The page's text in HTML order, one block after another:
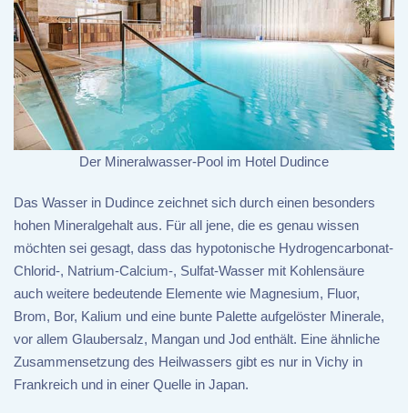
Der Mineralwasser-Pool im Hotel Dudince
Das Wasser in Dudince zeichnet sich durch einen besonders
hohen Mineralgehalt aus. Für all jene, die es genau wissen
möchten sei gesagt, dass das hypotonische Hydrogencarbonat-
Chlorid-, Natrium-Calcium-, Sulfat-Wasser mit Kohlensäure
auch weitere bedeutende Elemente wie Magnesium, Fluor,
Brom, Bor, Kalium und eine bunte Palette aufgelöster Minerale,
vor allem Glaubersalz, Mangan und Jod enthält. Eine ähnliche
Zusammensetzung des Heilwassers gibt es nur in Vichy in
Frankreich und in einer Quelle in Japan.